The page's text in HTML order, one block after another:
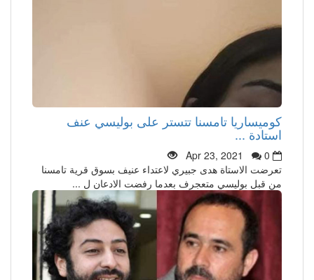
كوميساريا تامسنا تتستر على بوليسي عنف
استادة ...
Apr 23, 2021
0
تعرضت الاستاة هدى جبيري لاعتداء عنيف بسوق قرية تامسنا
من قبل بوليسي متعجرف بعدما رفضت الادعان ل ...